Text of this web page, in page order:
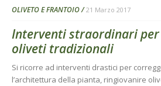
OLIVETO E FRANTOIO 21 Marzo 2017
Interventi straordinari per
oliveti tradizionali
Si ricorre ad interventi drastici per
l’architettura della pianta, ringiovanire